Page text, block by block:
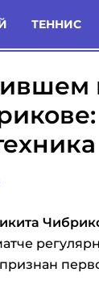
ТЕННИС
Новости